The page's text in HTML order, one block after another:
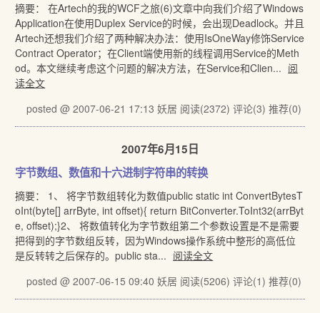
摘要： 在Artech的我的WCF之旅(6)文章中向我们介绍了Windows
Application在使用Duplex Service的时候，会出现Deadlock。并且
Artech还想我们介绍了两种解决办法：使用IsOneWay修饰Service
Contract Operator；在Client端使用新的线程调用Service的Meth
od。本文继续考虑这个问题的解决方法，在Service和Clien... 阅
读全文
posted @ 2007-06-21 17:13 妖居 阅读(2372) 评论(3) 推荐(0)
2007年6月15日
字节数组、数值和十六进制字符串的转换
摘要： 1、 将字节数组转化为数值public static int ConvertBytesT
oInt(byte[] arrByte, int offset){ return BitConverter.ToInt32(arrByt
e, offset);}2、 将数值转化为字节数组第二个参数设置是不是需要
把得到的字节数组反转，因为Windows操作系统中整形的高低位
是反转转之后保存的。public sta... 阅读全文
posted @ 2007-06-15 09:40 妖居 阅读(5206) 评论(1) 推荐(0)